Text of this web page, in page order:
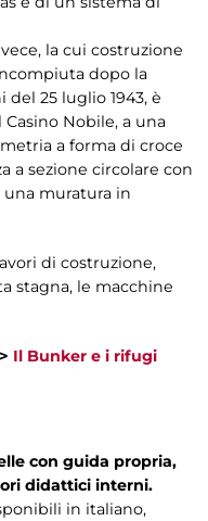
la cui costruzione
dopo la
25 luglio 1943, è
Nobile, a una
a forma di croce
a sezione circolare con
muratura in
di costruzione,
stagna, le macchine
> Il Bunker e i rifugi
con guida propria,
didattici interni.
in italiano,